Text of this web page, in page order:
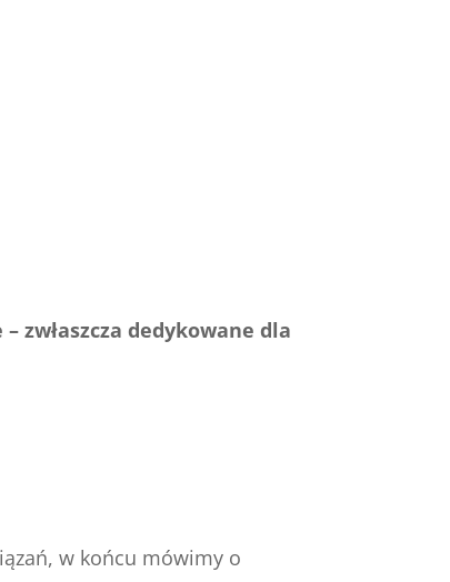
zwłaszcza dedykowane dla
w końcu mówimy o